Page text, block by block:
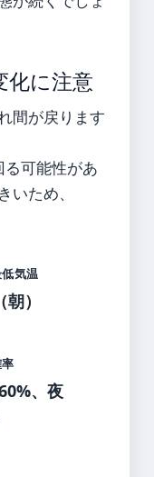
化に注意
間が戻ります
る可能性があ
いため、
気温
）
、夜